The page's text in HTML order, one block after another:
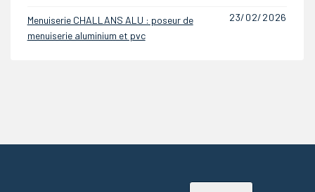
Menuiserie CHALLANS ALU : poseur de
menuiserie aluminium et pvc
24/11/2025